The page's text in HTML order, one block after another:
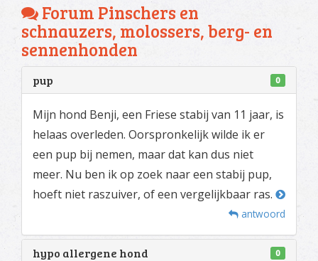
Forum Pinschers en
schnauzers, molossers, berg- en
sennenhonden
pup 0
Mijn hond Benji, een Friese stabij van 11 jaar, is
helaas overleden. Oorspronkelijk wilde ik er
een pup bij nemen, maar dat kan dus niet
meer. Nu ben ik op zoek naar een stabij pup,
hoeft niet raszuiver, of een vergelijkbaar ras.
antwoord
hypo allergene hond 0